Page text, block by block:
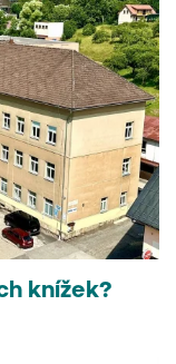
knížek?